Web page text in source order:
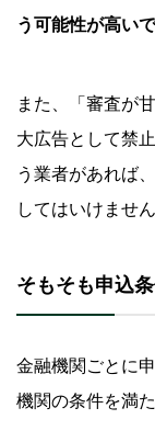
う可能性が高いで
また、「審査が
大広告として禁
う業者があれば
してはいけません
そもそも申込
金融機関ごとに
機関の条件を満